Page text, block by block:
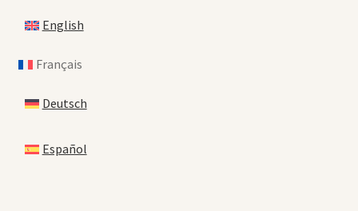
English
Français
Deutsch
Español